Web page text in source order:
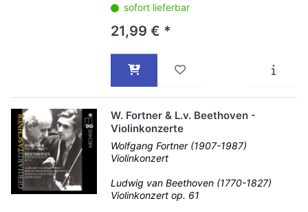
sofort lieferbar
21,99 € *
W. Fortner & L.v. Beethoven -
Violinkonzerte
Wolfgang Fortner (1907-1987)
Violinkonzert
Ludwig van Beethoven (1770-1827)
Violinkonzert op. 61